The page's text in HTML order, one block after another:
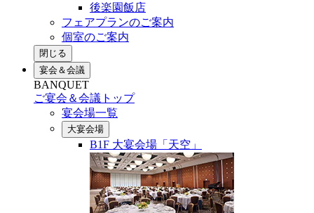
後楽園飯店
フェアプランのご案内
個室のご案内
閉じる
宴会＆会議
BANQUET
ご宴会＆会議トップ
宴会場一覧
大宴会場
B1F 大宴会場「天空」